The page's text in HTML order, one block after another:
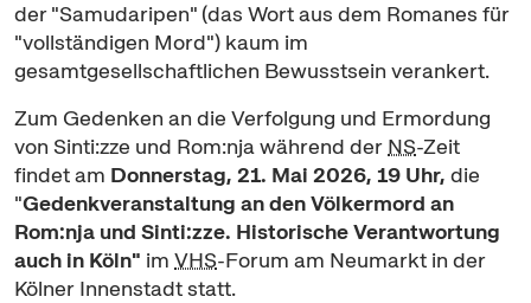
der "Samudaripen" (das Wort aus dem Romanes für
"vollständigen Mord") kaum im
gesamtgesellschaftlichen Bewusstsein verankert.
Zum Gedenken an die Verfolgung und Ermordung
von Sinti:zze und Rom:nja während der NS-Zeit
findet am Donnerstag, 21. Mai 2026, 19 Uhr, die
"Gedenkveranstaltung an den Völkermord an
Rom:nja und Sinti:zze. Historische Verantwortung
auch in Köln" im VHS-Forum am Neumarkt in der
Kölner Innenstadt statt.